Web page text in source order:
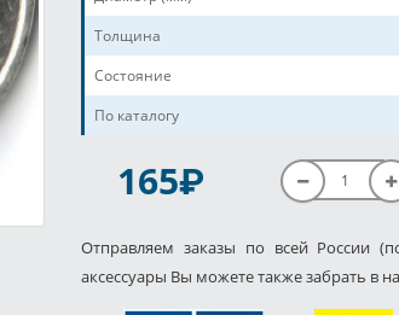
Толщина
Состояние
По каталогу
165P
Отправляем заказы по всей России
аксессуары Вы можете также забрать в